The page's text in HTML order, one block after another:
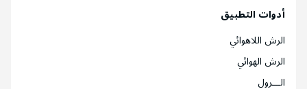
أدوات التطبيق
الرش اللاهوائي
الرش الهوائي
الـــرول